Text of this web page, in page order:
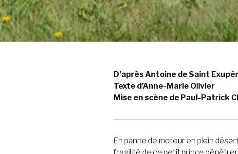
D’après Antoine de Saint
Texte d’Anne-Marie Olivier
Mise en scène de Paul-Patrick
En panne de moteur en plein